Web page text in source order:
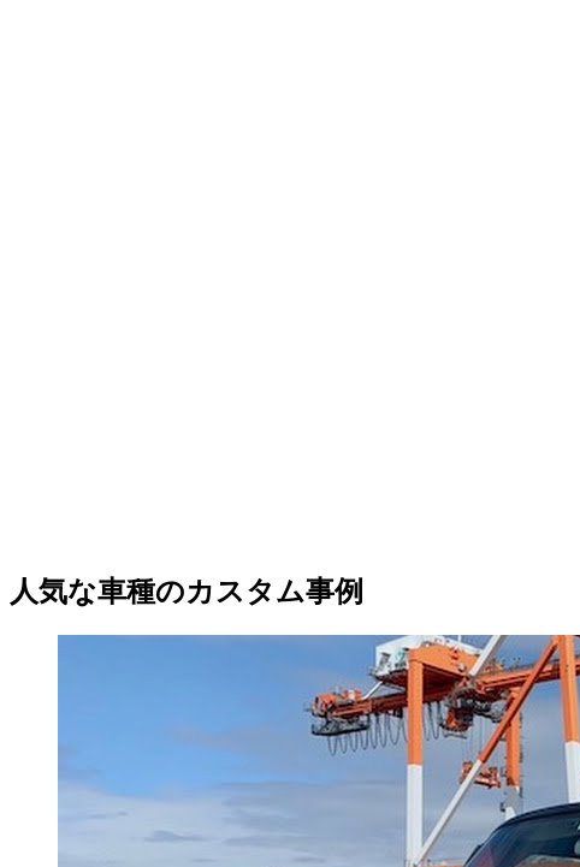
人気な車種のカスタム事例